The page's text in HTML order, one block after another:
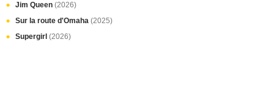
Jim Queen (2026)
Sur la route d'Omaha (2025)
Supergirl (2026)